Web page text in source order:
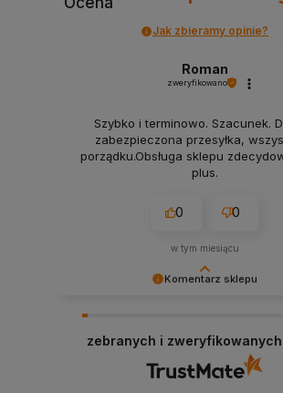
Jak zbieramy opinie?
Komentarz sklepu
ponownie!
Roman
zweryfikowano
Szybko i terminowo. Szacunek.
zabezpieczona przesyłka,
porządku.Obsługa sklepu
plus.
0 0
w tym miesiącu
zebranych i